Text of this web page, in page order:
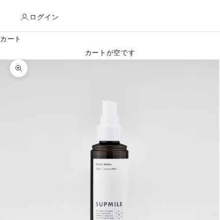
ログイン
カート
カートが空です
ズームイン